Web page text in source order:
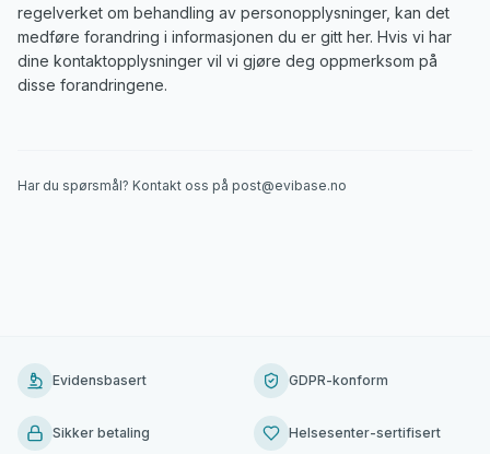
regelverket om behandling av personopplysninger, kan det
medføre forandring i informasjonen du er gitt her. Hvis vi har
dine kontaktopplysninger vil vi gjøre deg oppmerksom på
disse forandringene.
Har du spørsmål? Kontakt oss på post@evibase.no
Evidensbasert GDPR-konform
Sikker betaling Helsesenter-sertifisert